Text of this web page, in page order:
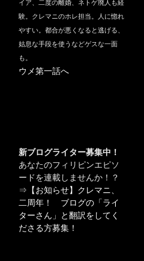
イア、二度の離婚、ネトゲ廃人も経
験。クレマニのホレ担当。人に惚れ
やすい。都合が悪くなると逃げる、
姑息な手段を使うなどゲスな一面
も。
ウメ第一話へ
新ブログライター募集中！
あなたのフィリピンエピソ
ードを連載しませんか！？
⇒ 【お知らせ】クレマニ、
二周年！ ブログの「ライ
ターさん」と翻訳をしてく
ださる方募集！